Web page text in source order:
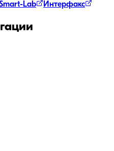
Lab Интерфакс